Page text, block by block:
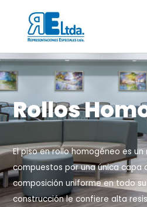
Rollos
El piso en rollo homogéneo es
compuestos por una única capa
composición uniforme en todo
construcción le confiere alta